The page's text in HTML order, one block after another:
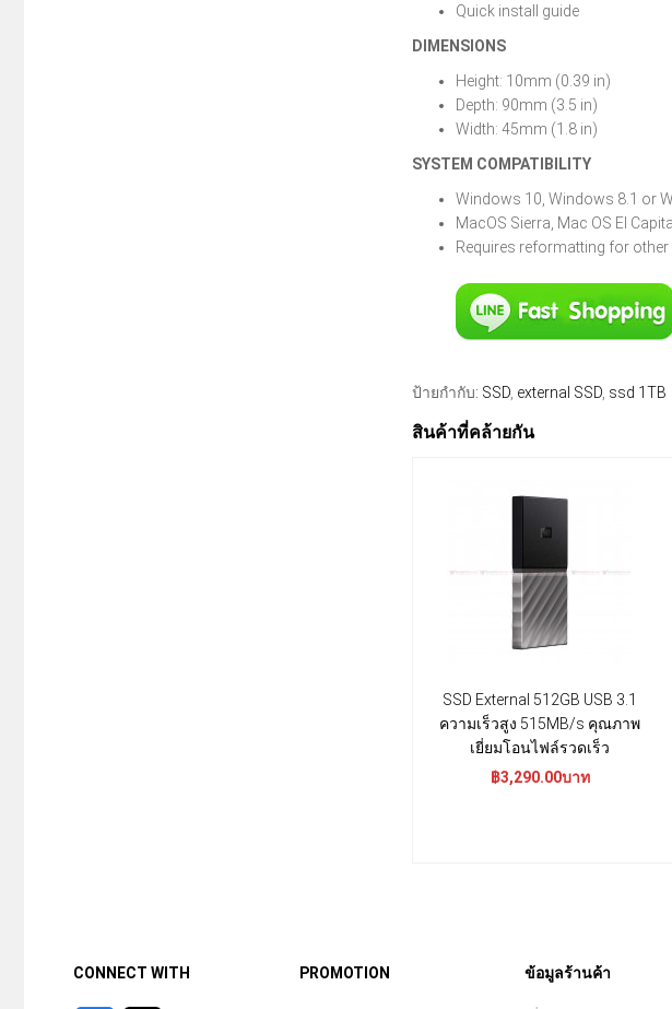
Quick install guide
DIMENSIONS
Height: 10mm (0.39 in)
Depth: 90mm (3.5 in)
Width: 45mm (1.8 in)
SYSTEM COMPATIBILITY
Windows 10, Windows 8.1 or
MacOS Sierra, Mac OS El
Requires reformatting for
ป้ายกำกับ: SSD external SSD ssd 1TB
สินค้าที่คล้ายกัน
SSD External 512GB USB 3.1
ความเร็วสูง 515MB/s คุณภาพ
เยี่ยมโอนไฟล์รวดเร็ว
฿3,290.00บาท
CONNECT WITH PROMOTION ข้อมูลร้านค้า